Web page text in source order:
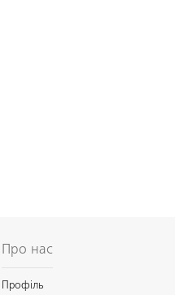
Про нас
Профіль